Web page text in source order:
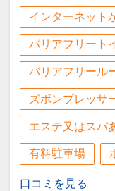
インターネ
・繁華街、
・コンビニ
分）
・マツダス
約30分）
・お好み村
分）
【周辺スポ
・世界遺産
インターネット
バリアフリート
バリアフリール
ズボンプレッサ
エステ又はスパ
有料駐車場
口コミを見る